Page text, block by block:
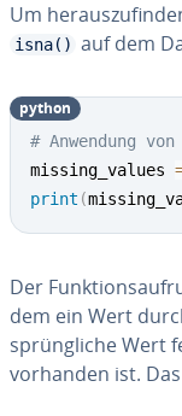
Um
isna() auf dem
# Anwendung
missing_values
print (
python
Der
dem ein Wert
sprüng­li­che Wert
vorhanden ist.